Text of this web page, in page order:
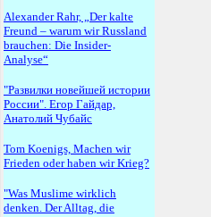
Alexander Rahr, „Der kalte
Freund – warum wir Russland
brauchen: Die Insider-
Analyse“
"Развилки новейшей истории
России". Егор Гайдар,
Анатолий Чубайс
Tom Koenigs, Machen wir
Frieden oder haben wir Krieg?
"Was Muslime wirklich
denken. Der Alltag, die